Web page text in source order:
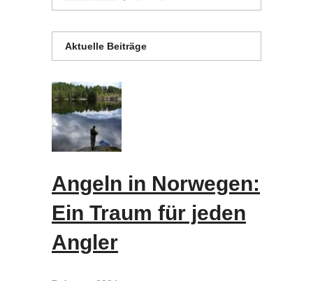
Aktuelle Beiträge
Angeln in Norwegen:
Ein Traum für jeden
Angler